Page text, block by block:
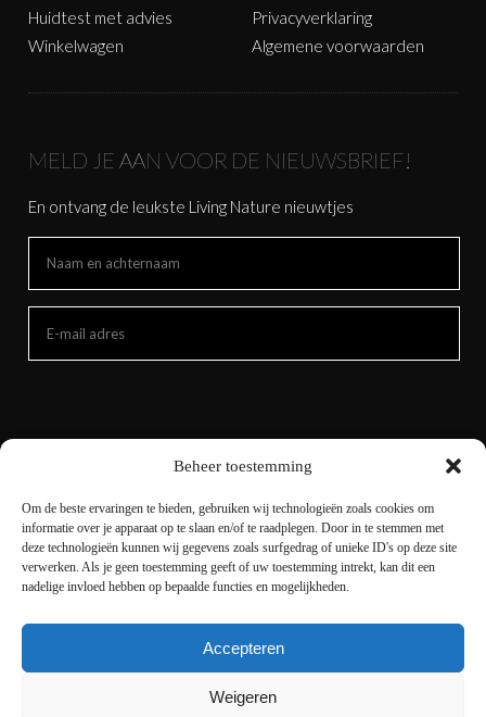
Beheer toestemming
Om de beste ervaringen te bieden, gebruiken wij technologieën zoals cookies om
informatie over je apparaat op te slaan en/of te raadplegen. Door in te stemmen met
deze technologieën kunnen wij gegevens zoals surfgedrag of unieke ID's op deze site
verwerken. Als je geen toestemming geeft of uw toestemming intrekt, kan dit een
nadelige invloed hebben op bepaalde functies en mogelijkheden.
Accepteren
Weigeren
Huidtest met advies
Winkelwagen
Privacyverklaring
Algemene voorwaarden
MELD JE AAN VOOR DE NIEUWSBRIEF!
En ontvang de leukste Living Nature nieuwtjes
Copyright © 2021 livingnature.nl | Alle rechten